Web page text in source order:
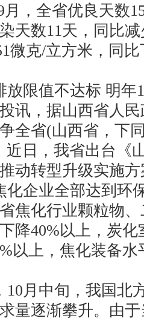
，全省优良天数
天数11天，同比
微克/立方米，同比
限值不达标 明年
讯，据山西省人
全省(山西省，下
近日，我省出台《
动转型升级实施
化企业全部达到环
焦化行业颗粒物
降40%以上，炭
以上，焦化装备水
月中旬，我国北
量逐渐攀升。由